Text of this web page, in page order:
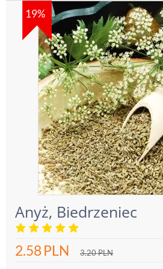
19%
Anyż, Biedrzeniec
2.58PLN 3.20PLN